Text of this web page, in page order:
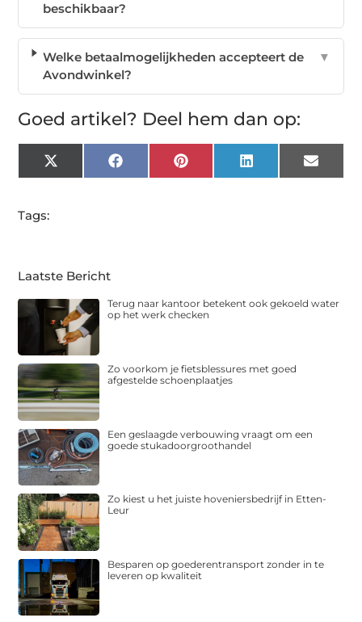
beschikbaar?
Welke betaalmogelijkheden accepteert de
Avondwinkel?
▼
Goed artikel? Deel hem dan op:
X
(Twitter)
FacebookPinterest LinkedIn Email
Tags:
Laatste Bericht
Terug naar kantoor betekent ook gekoeld water
op het werk checken
Zo voorkom je fietsblessures met goed
afgestelde schoenplaatjes
Een geslaagde verbouwing vraagt om een
goede stukadoorgroothandel
Zo kiest u het juiste hoveniersbedrijf in Etten-
Leur
Besparen op goederentransport zonder in te
leveren op kwaliteit